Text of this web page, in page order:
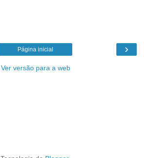
›
Página inicial
Ver versão para a web